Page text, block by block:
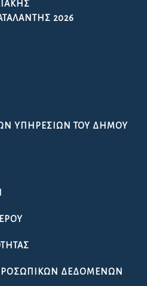
2026
ΥΠΗΡΕΣΙΏΝ ΤΟΥ ΔΉΜΟΥ
ΠΡΟΣΩΠΙΚΩΝ ΔΕΔΟΜΕΝΩΝ